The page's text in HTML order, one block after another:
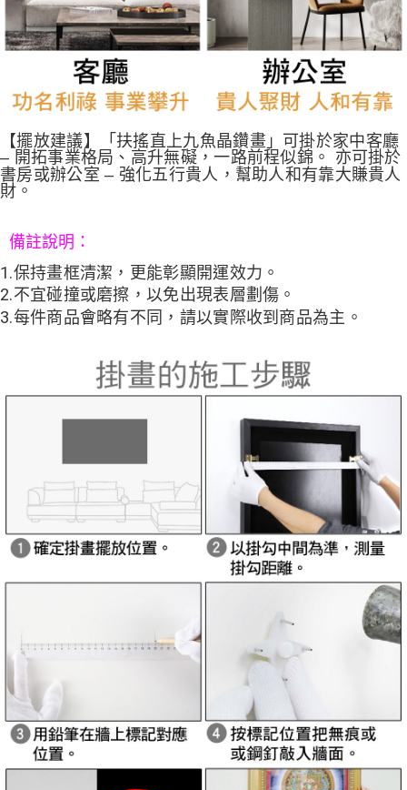
【擺放建議】
「扶搖直上九魚晶鑽畫」可掛於家中客廳
– 開拓事業格局、高升無礙，一路前程似錦。 亦可掛於
書房或辦公室 – 強化五行貴人，幫助人和有靠大賺貴人
財。
備註說明：
1.保持畫框清潔，更能彰顯開運效力。
2.不宜碰撞或磨擦，以免出現表層劃傷。
3.每件商品會略有不同，請以實際收到商品為主。